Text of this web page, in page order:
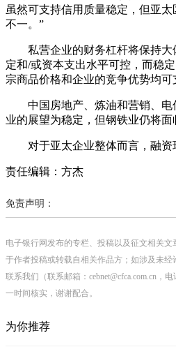
虽然可支持信用质量稳定，但亚
不一。”
私营企业的财务杠杆将保持大
定和/或资本支出水平可控，而稳
宗商品价格和企业的竞争优势均可
中国房地产、炼油和营销、电
业的展望为稳定，但钢铁业仍将面
对于亚太企业整体而言，融资
责任编辑：方杰
免责声明：
电子银行网发布的专栏、投稿以及征文相关
于作者投稿或转载自相关作品方；如涉及未
联系我们（联系邮箱：cebnet@cfca.com.cn，
一时间核实，谢谢配合。
为你推荐